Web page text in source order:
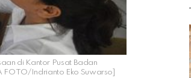
di Kantor Pusat Badan
Indrianto Eko Suwarso]